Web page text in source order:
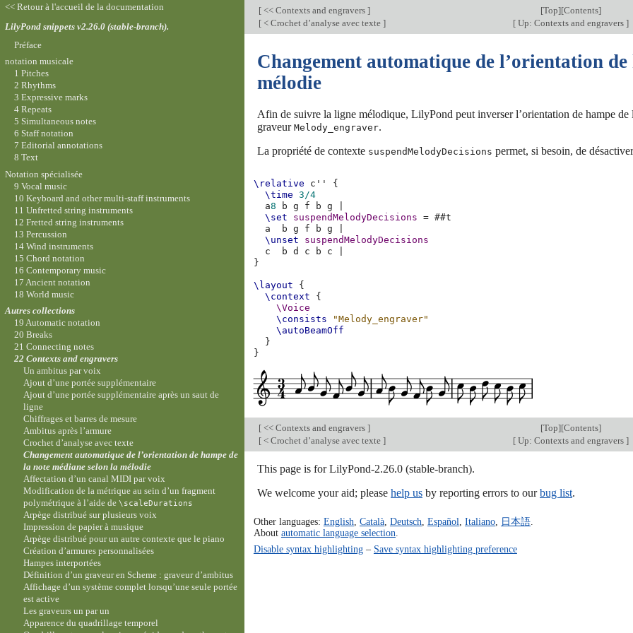
[ << Contexts and engravers ] [Top][Contents]
[ < Crochet d’analyse avec texte ] [Up: Contexts and engravers ]
Changement automatique de l’orientation
mélodie
Afin de suivre la ligne mélodique, LilyPond peut inverser l’orientation de hampe
graveur Melody_engraver.
La propriété de contexte suspendMelodyDecisions permet, si besoin, de
\relative c''
{
\time
3/4
a8 b g f b g
\set
suspendMelodyDecisions = ##t
a
b g f b g
\unset
suspendMelodyDecisions
c
b d c b c
}
\layout
{
\context
{
\Voice
\consists
"Melody_engraver"
\autoBeamOff
}
}
[ << Contexts and engravers ] [Top][Contents]
[ < Crochet d’analyse avec texte ] [Up: Contexts and engravers ]
This page is for LilyPond-2.26.0 (stable-branch).
We welcome your aid; please help us by reporting errors to ourbug list.
Other languages: English Català, Deutsch Español Italiano, 日本語.
About automatic language selection
Disable syntax highlighting– Save syntax highlighting preference
<< Retour à l'accueil de la documentation
LilyPond snippets v2.26.0 (stable-branch).
Préface
notation musicale
1 Pitches
2 Rhythms
3 Expressive marks
4 Repeats
5 Simultaneous notes
6 Staff notation
7 Editorial annotations
8 Text
Notation spécialisée
9 Vocal music
10 Keyboard and other multi-staff instruments
11 Unfretted string instruments
12 Fretted string instruments
13 Percussion
14 Wind instruments
15 Chord notation
16 Contemporary music
17 Ancient notation
18 World music
Autres collections
19 Automatic notation
20 Breaks
21 Connecting notes
22 Contexts and engravers
Un ambitus par voix
Ajout d’une portée supplémentaire
Ajout d’une portée supplémentaire après un saut de
ligne
Chiffrages et barres de mesure
Ambitus après l’armure
Crochet d’analyse avec texte
Changement automatique de l’orientation de hampe de
la note médiane selon la mélodie
Affectation d’un canal MIDI par voix
Modification de la métrique au sein d’un fragment
polymétrique à l’aide de\scaleDurations
Arpège distribué sur plusieurs voix
Impression de papier à musique
Arpège distribué pour un autre contexte que le piano
Création d’armures personnalisées
Hampes interportées
Définition d’un graveur en Scheme : graveur d’ambitus
Affichage d’un système complet lorsqu’une seule portée
est active
Les graveurs un par un
Apparence du quadrillage temporel